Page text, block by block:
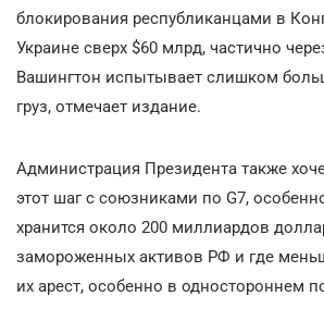
блокирования республиканцами в
Украине сверх $60 млрд, частично
Вашингтон испытывает слишком
груз, отмечает издание.
Администрация Президента также
этот шаг с союзниками по G7,
хранится около 200 миллиардов
замороженных активов РФ и где
их арест, особенно в одностороннем